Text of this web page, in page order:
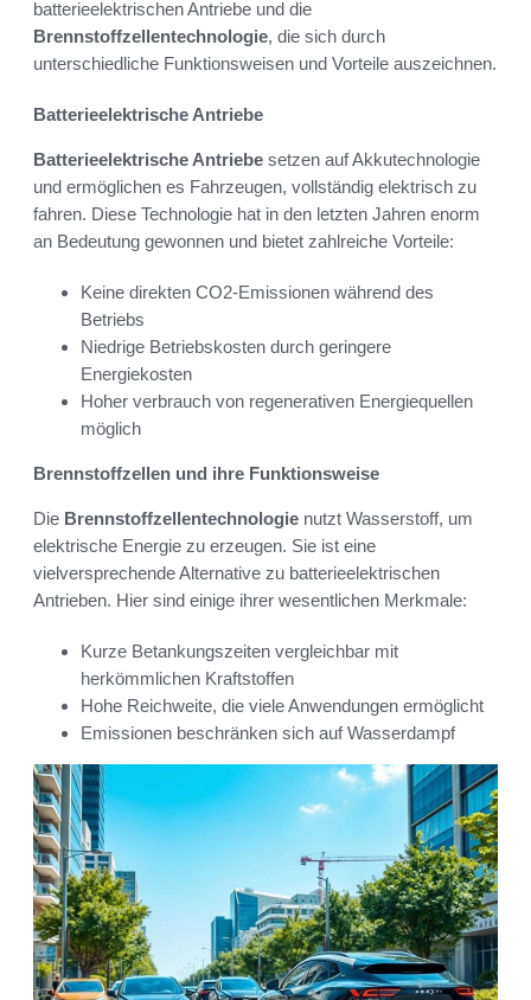
batterieelektrischen Antriebe und die
Brennstoffzellentechnologie, die sich durch
unterschiedliche Funktionsweisen und Vorteile auszeichnen.
Batterieelektrische Antriebe
Batterieelektrische Antriebe setzen auf Akkutechnologie
und ermöglichen es Fahrzeugen, vollständig elektrisch zu
fahren. Diese Technologie hat in den letzten Jahren enorm
an Bedeutung gewonnen und bietet zahlreiche Vorteile:
Keine direkten CO2-Emissionen während des
Betriebs
Niedrige Betriebskosten durch geringere
Energiekosten
Hoher verbrauch von regenerativen Energiequellen
möglich
Brennstoffzellen und ihre Funktionsweise
Die Brennstoffzellentechnologie nutzt Wasserstoff, um
elektrische Energie zu erzeugen. Sie ist eine
vielversprechende Alternative zu batterieelektrischen
Antrieben. Hier sind einige ihrer wesentlichen Merkmale:
Kurze Betankungszeiten vergleichbar mit
herkömmlichen Kraftstoffen
Hohe Reichweite, die viele Anwendungen ermöglicht
Emissionen beschränken sich auf Wasserdampf